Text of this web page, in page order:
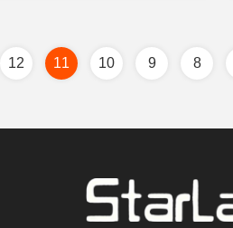
8
9
10
11
12